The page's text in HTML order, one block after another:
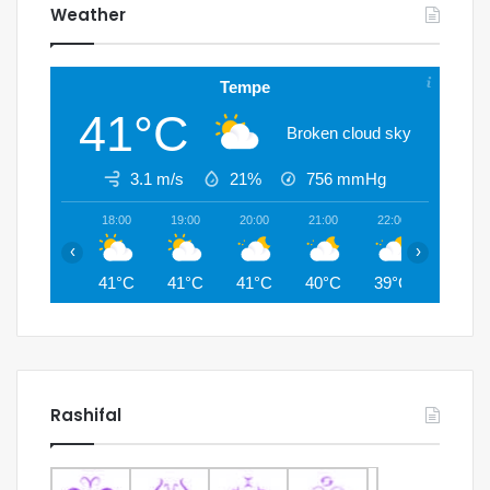
Weather
Tempe
41°C Broken cloud sky
3.1 m/s 21% 756 mmHg
18:00
41°C
19:00
41°C
20:00
41°C
21:00
40°C
22:00
39°C
‹ ›
Rashifal